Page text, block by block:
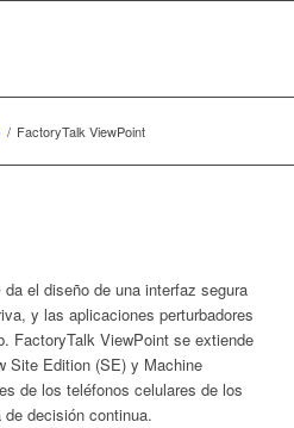
/ FactoryTalk ViewPoint
el diseño de una interfaz segura
y las aplicaciones perturbadores
FactoryTalk ViewPoint se extiende
Site Edition (SE) y Machine
de los teléfonos celulares de los
decisión continua.